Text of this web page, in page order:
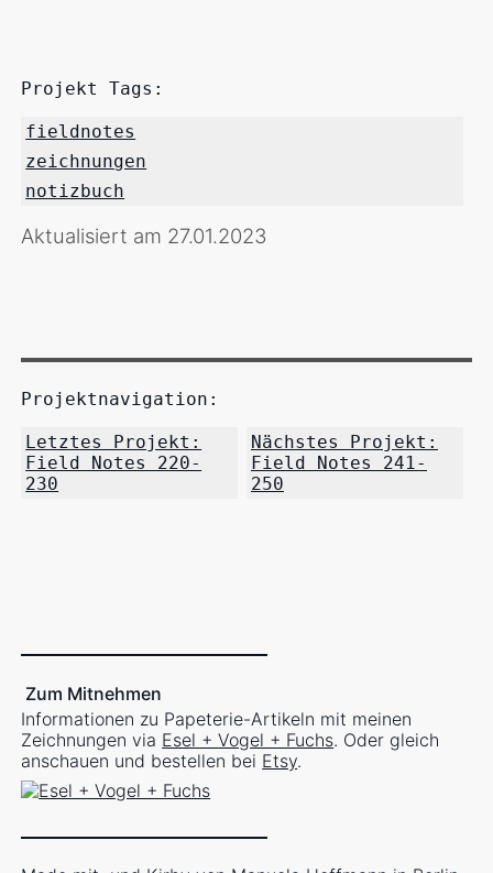
Projekt Tags:
fieldnotes
zeichnungen
notizbuch
Aktualisiert am 27.01.2023
Projektnavigation:
Letztes Projekt:
Field Notes 220-
230
Nächstes Projekt:
Field Notes 241-
250
Zum Mitnehmen
Informationen zu Papeterie-Artikeln mit meinen
Zeichnungen via Esel + Vogel + Fuchs. Oder gleich
anschauen und bestellen bei Etsy.